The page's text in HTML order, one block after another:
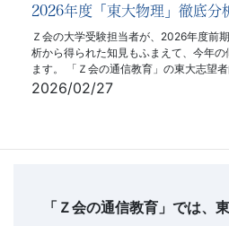
2026年度「東大物理」徹底分
Ｚ会の大学受験担当者が、2026年度前
析から得られた知見もふまえて、今年
ます。 「Ｚ会の通信教育」の東大志望
2026/02/27
「Ｚ会の通信教育」では、